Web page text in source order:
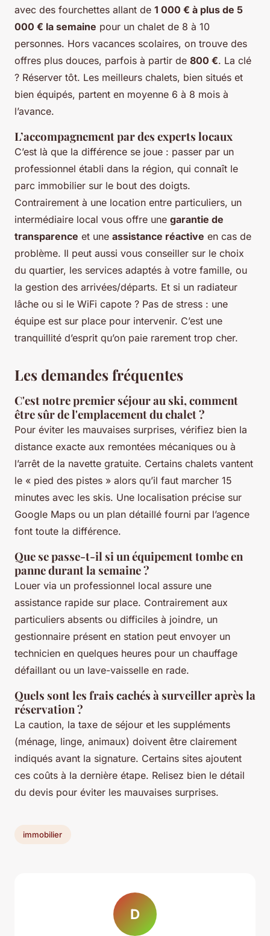
avec des fourchettes allant de 1 000 € à plus de 5
000 € la semaine pour un chalet de 8 à 10
personnes. Hors vacances scolaires, on trouve des
offres plus douces, parfois à partir de 800 €. La clé
? Réserver tôt. Les meilleurs chalets, bien situés et
bien équipés, partent en moyenne 6 à 8 mois à
l’avance.
L’accompagnement par des experts locaux
C’est là que la différence se joue : passer par un
professionnel établi dans la région, qui connaît le
parc immobilier sur le bout des doigts.
Contrairement à une location entre particuliers, un
intermédiaire local vous offre une garantie de
transparence et une assistance réactive en cas de
problème. Il peut aussi vous conseiller sur le choix
du quartier, les services adaptés à votre famille, ou
la gestion des arrivées/départs. Et si un radiateur
lâche ou si le WiFi capote ? Pas de stress : une
équipe est sur place pour intervenir. C’est une
tranquillité d’esprit qu’on paie rarement trop cher.
Les demandes fréquentes
C'est notre premier séjour au ski, comment
être sûr de l'emplacement du chalet ?
Pour éviter les mauvaises surprises, vérifiez bien la
distance exacte aux remontées mécaniques ou à
l’arrêt de la navette gratuite. Certains chalets vantent
le « pied des pistes » alors qu’il faut marcher 15
minutes avec les skis. Une localisation précise sur
Google Maps ou un plan détaillé fourni par l’agence
font toute la différence.
Que se passe-t-il si un équipement tombe en
panne durant la semaine ?
Louer via un professionnel local assure une
assistance rapide sur place. Contrairement aux
particuliers absents ou difficiles à joindre, un
gestionnaire présent en station peut envoyer un
technicien en quelques heures pour un chauffage
défaillant ou un lave-vaisselle en rade.
Quels sont les frais cachés à surveiller après la
réservation ?
La caution, la taxe de séjour et les suppléments
(ménage, linge, animaux) doivent être clairement
indiqués avant la signature. Certains sites ajoutent
ces coûts à la dernière étape. Relisez bien le détail
du devis pour éviter les mauvaises surprises.
immobilier
D